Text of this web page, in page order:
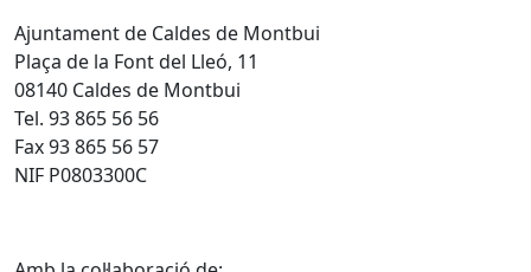
Ajuntament de Caldes de Montbui
Plaça de la Font del Lleó, 11
08140 Caldes de Montbui
Tel. 93 865 56 56
Fax 93 865 56 57
NIF P0803300C